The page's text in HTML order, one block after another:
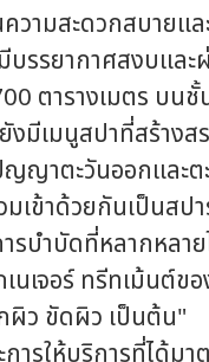
วามสะดวกสบาย
บรรยากาศสงบแล
ตารางเมตร บน
เมนูสปาที่สร้างส
ญาตะวันออกและ
ข้าด้วยกันเป็นสป
บำบัดที่หลากหลาย
นเจอร์ ทรีทเม้นต์ข
ผิว ขัดผิว เป็นต้น"